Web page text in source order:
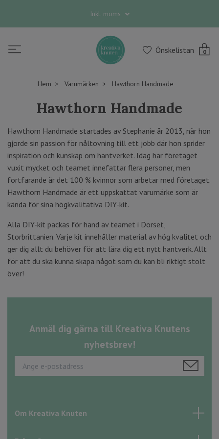
Inkl. moms
Önskelistan 0
Hem Varumärken Hawthorn Handmade
Hawthorn Handmade
Hawthorn Handmade startades av Stephanie år 2013, när hon
gjorde sin passion för nåltovning till ett jobb där hon sprider
inspiration och kunskap om hantverket. Idag har företaget
vuxit mycket och teamet innefattar flera personer, men
fortfarande är det 100 % kvinnor som arbetar med företaget.
Hawthorn Handmade är ett uppskattat varumärke som är
kända för sina högkvalitativa DIY-kit.
Alla DIY-kit packas för hand av teamet i Dorset,
Storbrittanien. Varje kit innehåller material av hög kvalitet och
ger dig allt du behöver för att lära dig ett nytt hantverk. Allt
för att du ska kunna skapa något som du kan bli riktigt stolt
över!
Anmäl dig gärna till Kreativa Knutens
nyhetsbrev!
Om Kreativa Knuten